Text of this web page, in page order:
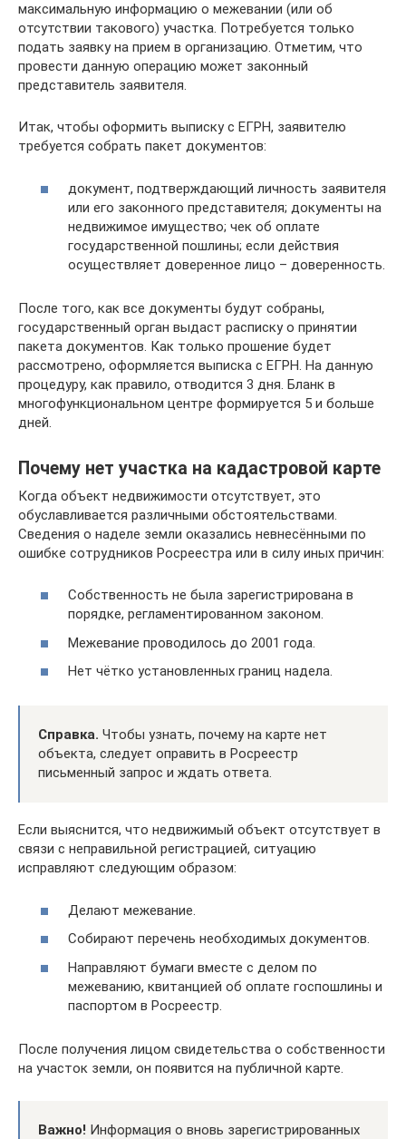
максимальную информацию о межевании (или об
отсутствии такового) участка. Потребуется только
подать заявку на прием в организацию. Отметим, что
провести данную операцию может законный
представитель заявителя.
Итак, чтобы оформить выписку с ЕГРН, заявителю
требуется собрать пакет документов:
документ, подтверждающий личность заявителя
или его законного представителя; документы на
недвижимое имущество; чек об оплате
государственной пошлины; если действия
осуществляет доверенное лицо – доверенность.
После того, как все документы будут собраны,
государственный орган выдаст расписку о принятии
пакета документов. Как только прошение будет
рассмотрено, оформляется выписка с ЕГРН. На данную
процедуру, как правило, отводится 3 дня. Бланк в
многофункциональном центре формируется 5 и больше
дней.
Почему нет участка на кадастровой карте
Когда объект недвижимости отсутствует, это
обуславливается различными обстоятельствами.
Сведения о наделе земли оказались невнесёнными по
ошибке сотрудников Росреестра или в силу иных причин:
Собственность не была зарегистрирована в
порядке, регламентированном законом.
Межевание проводилось до 2001 года.
Нет чётко установленных границ надела.
Справка. Чтобы узнать, почему на карте нет
объекта, следует оправить в Росреестр
письменный запрос и ждать ответа.
Если выяснится, что недвижимый объект отсутствует в
связи с неправильной регистрацией, ситуацию
исправляют следующим образом:
Делают межевание.
Собирают перечень необходимых документов.
Направляют бумаги вместе с делом по
межеванию, квитанцией об оплате госпошлины и
паспортом в Росреестр.
После получения лицом свидетельства о собственности
на участок земли, он появится на публичной карте.
Важно! Информация о вновь зарегистрированных